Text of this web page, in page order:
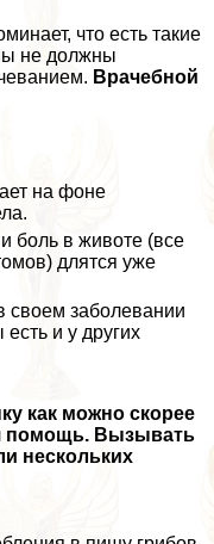
что есть такие
не должны
Врачебной
на фоне
боль в животе (все
длятся уже
своем заболевании
и у других
как можно скорее
помощь. Вызывать
нескольких